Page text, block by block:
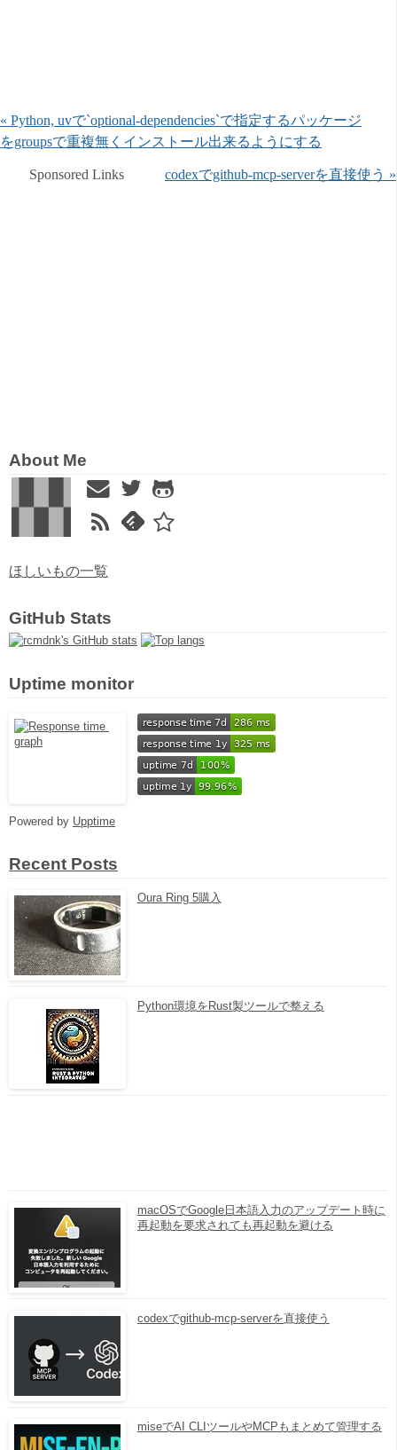
« Python, uvで`optional-dependencies`で指定するパッケージ
をgroupsで重複無くインストール出来るようにする
codexでgithub-mcp-serverを直接使う »
Sponsored Links
About Me
ほしいもの一覧
GitHub Stats
Uptime monitor
Powered by Upptime
Recent Posts
Oura Ring 5購入
Python環境をRust製ツールで整える
macOSでGoogle日本語入力のアップデート時に
再起動を要求されても再起動を避ける
codexでgithub-mcp-serverを直接使う
miseでAI CLIツールやMCPもまとめて管理する